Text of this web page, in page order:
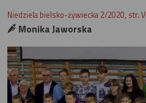
Niedziela bielsko-żywiecka 2/2020, str. V
Monika Jaworska